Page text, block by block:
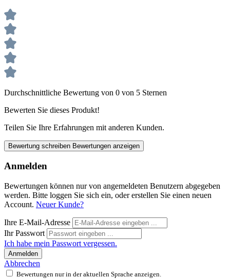
Durchschnittliche Bewertung von 0 von 5 Sternen
Bewerten Sie dieses Produkt!
Teilen Sie Ihre Erfahrungen mit anderen Kunden.
Bewertung schreiben Bewertungen anzeigen
Anmelden
Bewertungen können nur von angemeldeten Benutzern abgegeben
werden. Bitte loggen Sie sich ein, oder erstellen Sie einen neuen
Account. Neuer Kunde?
Ihre E-Mail-Adresse
Ihr Passwort
Ich habe mein Passwort vergessen.
Anmelden
Abbrechen
Bewertungen nur in der aktuellen Sprache anzeigen.